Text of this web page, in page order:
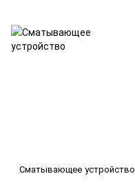
Сматывающее устройство